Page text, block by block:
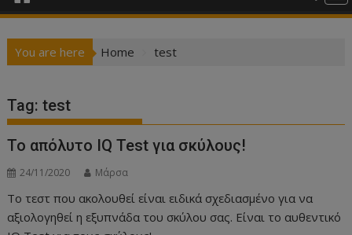
You are here Home test
Tag:test
Το απόλυτο IQ Test για σκύλους!
24/11/2020 Μάρσα
Το τεστ που ακολουθεί είναι ειδικά σχεδιασμένο για να
αξιολογηθεί η εξυπνάδα του σκύλου σας. Είναι το αυθεντικό